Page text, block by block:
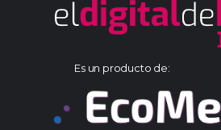
Es un producto de: